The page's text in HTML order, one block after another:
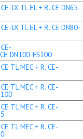
LX TL EL + R. CE DN65-
LX TL EL + R. CE DN80-
DN100-FS100
TL MEC + R. CE-
TL MEC + R. CE-
TL MEC + R. CE-
TL MEC + R. CE-